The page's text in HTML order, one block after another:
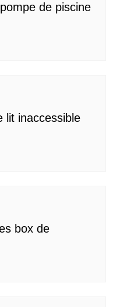
de piscine
lit inaccessible
box de